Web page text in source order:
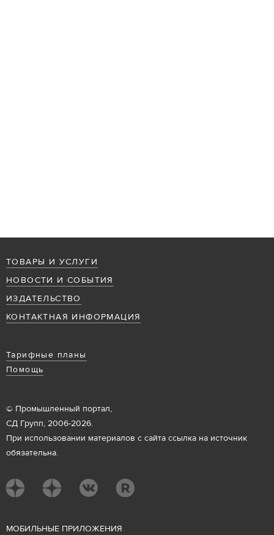
ТОВАРЫ И УСЛУГИ
НОВОСТИ И СОБЫТИЯ
ИЗДАТЕЛЬСТВО
КОНТАКТНАЯ ИНФОРМАЦИЯ
Тарифные планы
Помощь
© Промышленный портал,
СД Групп, 2006-2026.
При использовании материалов с сайта ссылка на источник
обязательна.
МОБИЛЬНЫЕ ПРИЛОЖЕНИЯ